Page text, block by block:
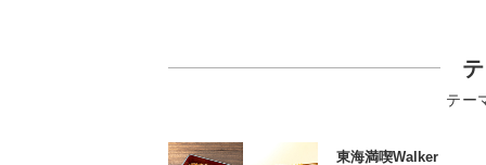
テー
東海満喫Walker